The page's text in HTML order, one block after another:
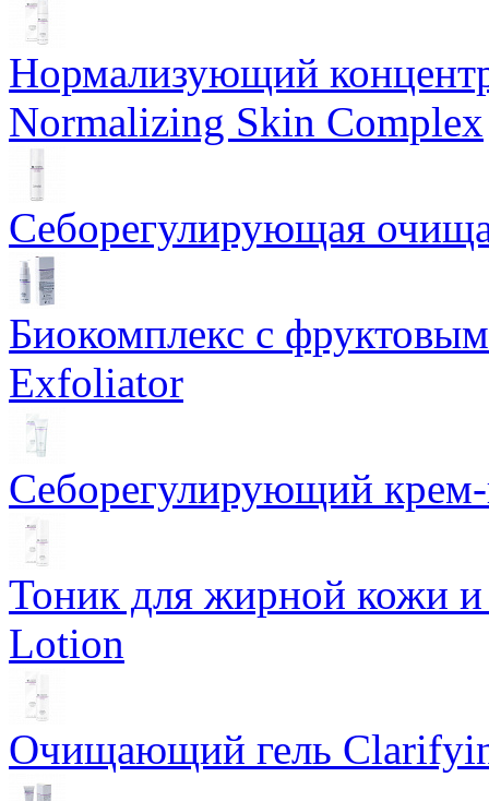
Нормализующий
Normalizing Skin Complex
Себорегулирующая
Биокомплекс с
Exfoliator
Себорегулирующий
Тоник для жирной кожи
Lotion
Очищающий гель